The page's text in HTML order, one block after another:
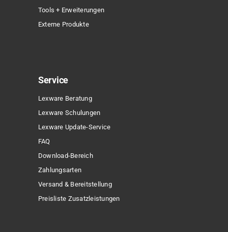
Tools + Erweiterungen
Externe Produkte
Service
Lexware Beratung
Lexware Schulungen
Lexware Update-Service
FAQ
Download-Bereich
Zahlungsarten
Versand & Bereitstellung
Preisliste Zusatzleistungen